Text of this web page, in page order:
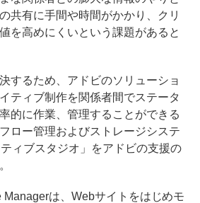
共有に手間や時間がかかり、クリ
を高めにくいという課題があると
するため、アドビのソリューショ
ティブ制作を関係者間でステータ
的に作業、管理することができる
ロー管理およびストレージシステ
ィブスタジオ」をアドビの支援の
は、Webサイトをはじめモ